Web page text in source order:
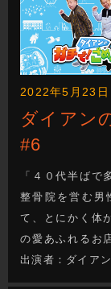
2022年5月23
ダイアン
#6
「４０代半ばで
整骨院を営む男
て、とにかく体
の愛あふれるお
出演者：ダイア